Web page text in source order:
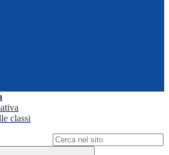
classi